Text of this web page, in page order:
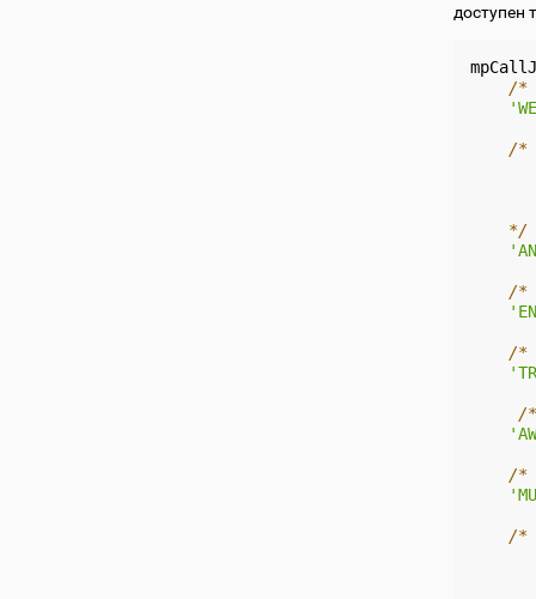
доступен
/*
/*
    */
/*
/*
/*
/*
/*